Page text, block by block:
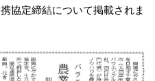
協定締結について掲載されま